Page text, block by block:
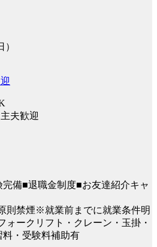
夫歓迎
備■退職金制度■お友達紹介キャ
則禁煙※就業前までに就業条件明
ォークリフト・クレーン・玉掛・
・受験料補助有